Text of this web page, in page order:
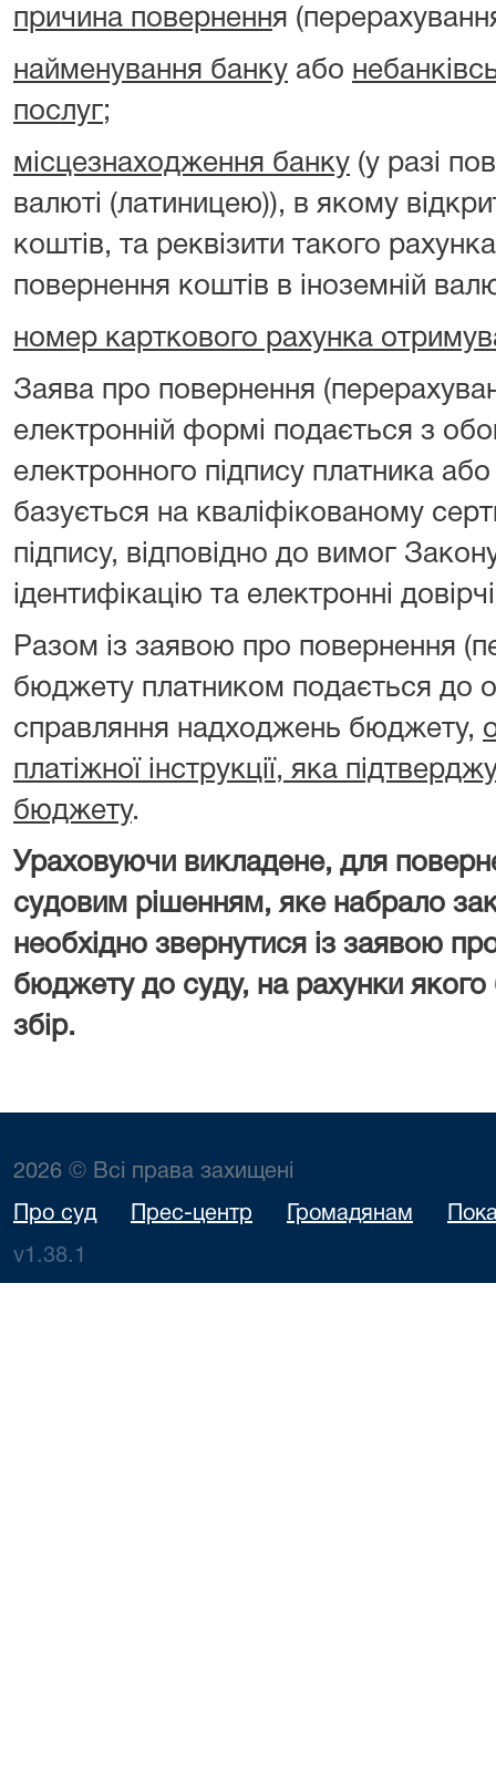
причина повернення
найменування банку або
послуг;
місцезнаходження банку (у разі
валюті (латиницею)), в якому
коштів, та реквізити такого
повернення коштів в іноземній
номер карткового рахунка
Заява про повернення
електронній формі подається з
електронного підпису платника
базується на кваліфікованому
підпису, відповідно до вимог
ідентифікацію та електронні
Разом із заявою про повернення
бюджету платником подається до
справляння надходжень бюджету,
платіжної інструкції, яка
бюджету.
Ураховуючи викладене, для
судовим рішенням, яке набрало
необхідно звернутися із заявою
бюджету до суду, на рахунки
збір.
2026 © Всі права захищені
Про суд Прес-центр Громадянам
v1.38.1